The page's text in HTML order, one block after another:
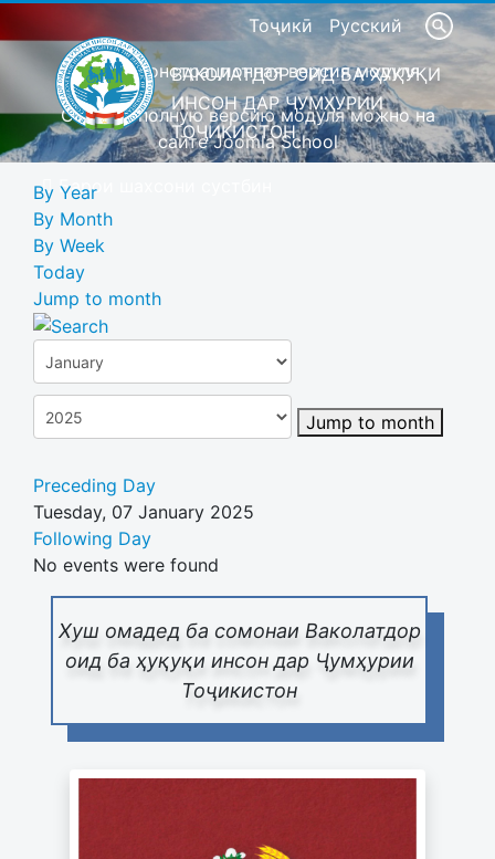
Тоҷикӣ Русский
Это демонстрационная версия модуля
Скачать полную версию модуля можно на
сайте Joomla School
Барои шахсони сустбин
ВАКОЛАТДОР ОИД БА ҲУҚУҚИ
ИНСОН ДАР ҶУМҲУРИИ
ТОҶИКИСТОН
Хуш омадед ба сомонаи Ваколатдор
оид ба ҳуқуқи инсон дар Ҷумҳурии
Тоҷикистон
By Year
By Month
By Week
Today
Jump to month
Jump to month
Preceding Day
Tuesday, 07 January 2025
Following Day
No events were found